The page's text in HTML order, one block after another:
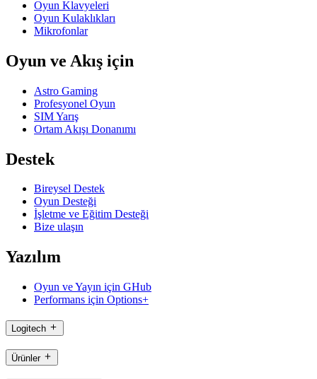
Oyun Klavyeleri
Oyun Kulaklıkları
Mikrofonlar
Oyun ve Akış için
Astro Gaming
Profesyonel Oyun
SIM Yarış
Ortam Akışı Donanımı
Destek
Bireysel Destek
Oyun Desteği
İşletme ve Eğitim Desteği
Bize ulaşın
Yazılım
Oyun ve Yayın için GHub
Performans için Options+
Logitech
Ürünler